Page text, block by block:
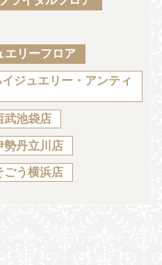
Catalog
CH KO
エリーフロア
ジュエリー・アンティ
武池袋店
勢丹立川店
ごう横浜店